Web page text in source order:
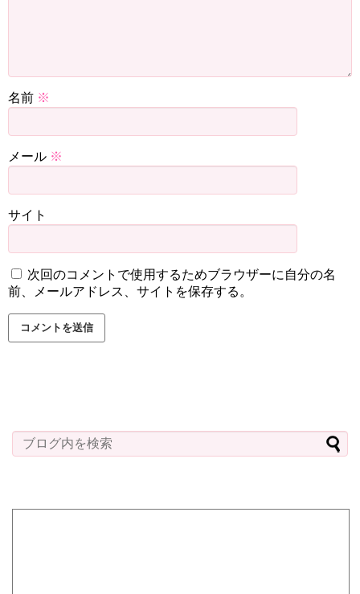
名前 ※
メール ※
サイト
次回のコメントで使用するためブラウザーに自分の名
前、メールアドレス、サイトを保存する。